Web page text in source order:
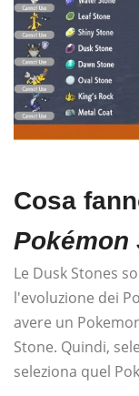
Cosa
Pokémon
Le Dusk Stones
l'evoluzione dei
avere un
Stone. Quindi,
seleziona quel